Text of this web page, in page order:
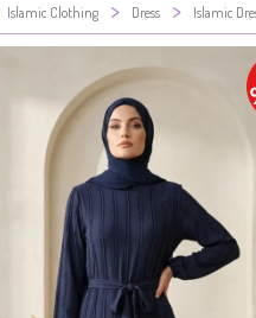
Islamic Clothing > Dress > Islamic